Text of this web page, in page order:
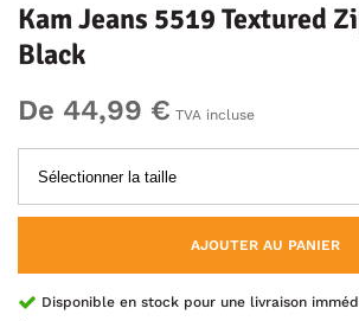
Kam Jeans 5519 Textured
Black
De 44,99 € TVA incluse
AJOUTER AU PANIER
Disponible en stock pour une livraison